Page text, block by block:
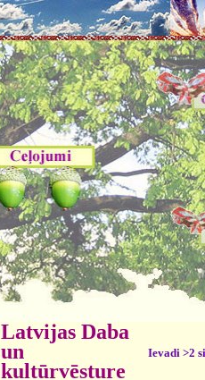
Latvijas Daba
un
kultūrvēsture
Ievadi >2